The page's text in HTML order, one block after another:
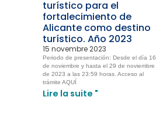
turístico para el
fortalecimiento de
Alicante como destino
turístico. Año 2023
15 novembre 2023
Periodo de presentación: Desde el día 16
de noviembre y hasta el 29 de noviembre
de 2023 a las 23:59 horas. Acceso al
trámite AQUÍ
Lire la suite "